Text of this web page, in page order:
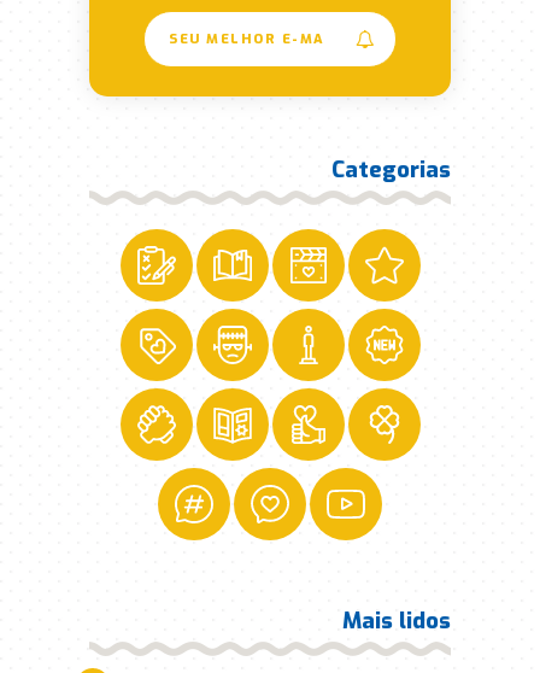
Categorias
Mais lidos